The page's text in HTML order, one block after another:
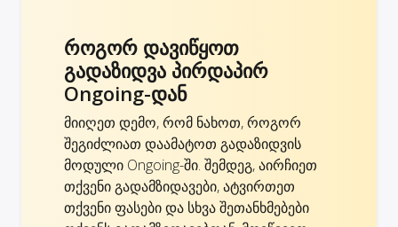
როგორ დავიწყოთ
გადაზიდვა პირდაპირ
Ongoing-დან
მიიღეთ დემო, რომ ნახოთ, როგორ
შეგიძლიათ დაამატოთ გადაზიდვის
მოდული Ongoing-ში. შემდეგ, აირჩიეთ
თქვენი გადამზიდავები, ატვირთეთ
თქვენი ფასები და სხვა შეთანხმებები